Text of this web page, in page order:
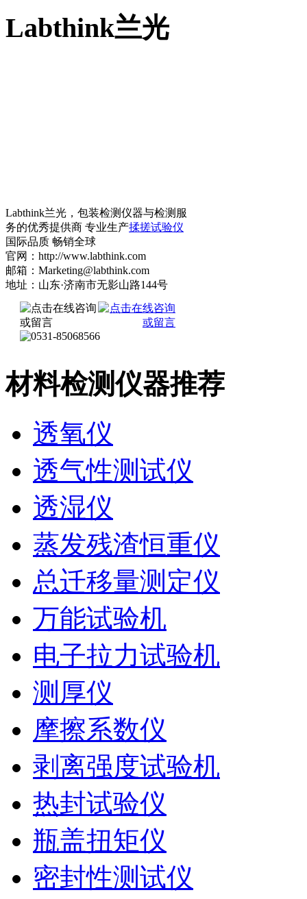
Labthink兰光
Labthink兰光，包装检测仪器与检测服
务的优秀提供商 专业生产揉搓试验仪
国际品质 畅销全球
官网：http://www.labthink.com
邮箱：Marketing@labthink.com
地址：山东·济南市无影山路144号
材料检测仪器推荐
透氧仪
透气性测试仪
透湿仪
蒸发残渣恒重仪
总迁移量测定仪
万能试验机
电子拉力试验机
测厚仪
摩擦系数仪
剥离强度试验机
热封试验仪
瓶盖扭矩仪
密封性测试仪